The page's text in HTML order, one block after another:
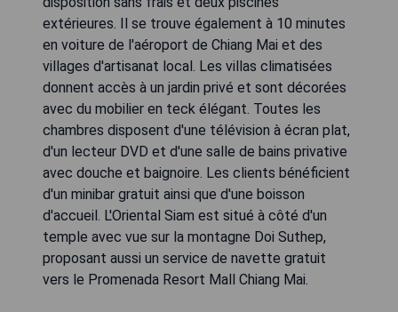
extérieures. Il se trouve également à 10 minutes
en voiture de l'aéroport de Chiang Mai et des
villages d'artisanat local. Les villas climatisées
donnent accès à un jardin privé et sont décorées
avec du mobilier en teck élégant. Toutes les
chambres disposent d'une télévision à écran plat,
d'un lecteur DVD et d'une salle de bains privative
avec douche et baignoire. Les clients bénéficient
d'un minibar gratuit ainsi que d'une boisson
d'accueil. L'Oriental Siam est situé à côté d'un
temple avec vue sur la montagne Doi Suthep,
proposant aussi un service de navette gratuit
vers le Promenada Resort Mall Chiang Mai.